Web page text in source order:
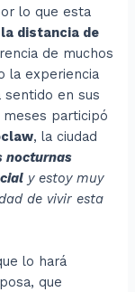
lo que esta
distancia de
de muchos
la experiencia
sentido en sus
participó
, la ciudad
nocturnas
y estoy muy
de vivir esta
lo hará
que